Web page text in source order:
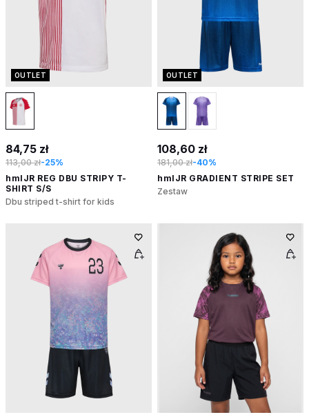
OUTLET
84,75 zł
113,00 zł-25%
hmlJR REG DBU STRIPY T-
SHIRT S/S
Dbu striped t-shirt for kids
OUTLET
108,60 zł
181,00 zł-40%
hmlJR GRADIENT STRIPE SET
Zestaw